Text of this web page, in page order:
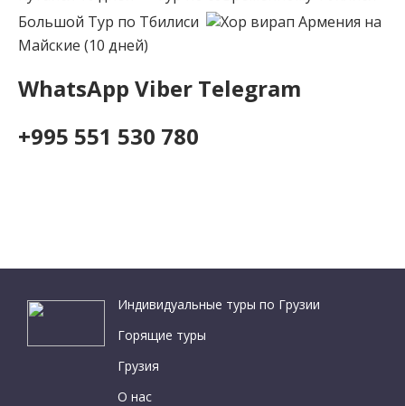
Большой Тур по Тбилиси
Армения на
Майские (10 дней)
WhatsApp Viber Telegram
+995 551 530 780
Индивидуальные туры по Грузии
Горящие туры
Грузия
О нас